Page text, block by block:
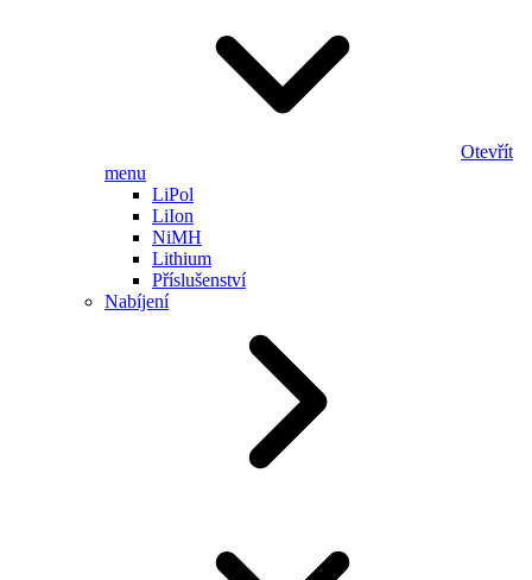
Otevřít
menu
LiPol
LiIon
NiMH
Lithium
Příslušenství
Nabíjení